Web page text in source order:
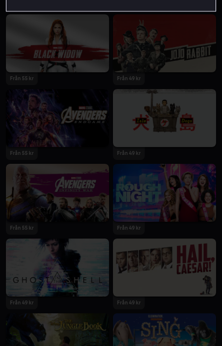
Från 55 kr Från 49 kr
Från 55 kr Från 49 kr
Från 55 kr Från 49 kr
Från 49 kr Från 49 kr